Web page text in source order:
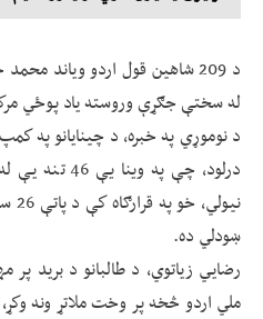
د 209 شاهين قول اردو وياند
له سختې جګړې وروسته ياد پوځي مركز
درلود، چې په
ښودلي ده.
رضايي زياتوي، د طالبانو د بريد پر
ملي اردو څخه پر وخت ملاتړ ونه